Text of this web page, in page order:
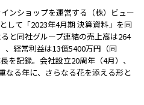
ンショップを運営する（株）ビュー
して「2023年4月期 決算資料」を同
と同社グループ連結の売上高は264
、経常利益は13億5400万円（同
を記録。会社設立20周年（4月）、
なる年に、さらなる花を添える形と